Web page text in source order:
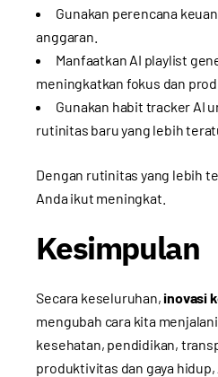
Gunakan perencana
anggaran.
Manfaatkan AI playlist
meningkatkan fokus dan
Gunakan habit tracker AI
rutinitas baru yang lebih
Dengan rutinitas yang lebih
Anda ikut meningkat.
Kesimpulan
Secara keseluruhan,inovasi
mengubah cara kita
kesehatan, pendidikan,
produktivitas dan gaya